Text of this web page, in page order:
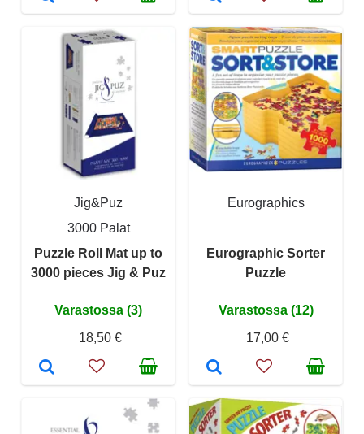
Jig&Puz
3000 Palat
Puzzle Roll Mat up to
3000 pieces Jig & Puz
Varastossa (3)
18,50 €
Eurographics
Eurographic Sorter
Puzzle
Varastossa (12)
17,00 €